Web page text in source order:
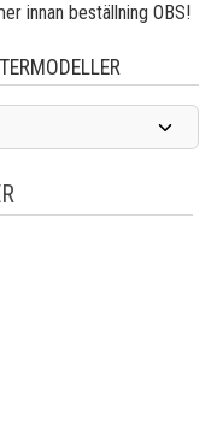
innan beställning OBS!